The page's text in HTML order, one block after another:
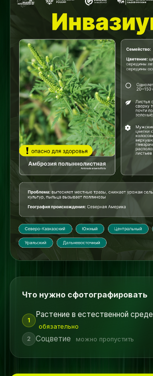
Что нужно сфотографировать
1
Растение в естественной среде
обязательно
2
Соцветие можно пропустить